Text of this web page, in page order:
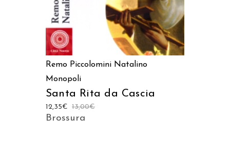
Remo Piccolomini Natalino
Monopoli
Santa Rita da Cascia
13,00€
12,35€
Brossura